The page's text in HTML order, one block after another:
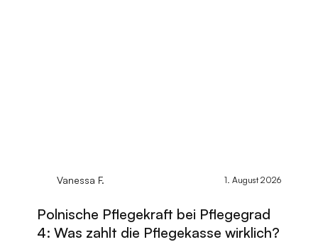
Vanessa F. 1. August 2026
Polnische Pflegekraft bei Pflegegrad
4: Was zahlt die Pflegekasse wirklich?